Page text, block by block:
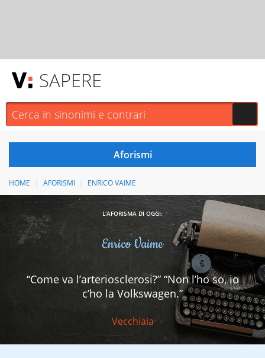
SAPERE
HOME AFORISMI ENRICO VAIME
L'AFORISMA DI OGGI:
Enrico Vaime
“Come va l’arteriosclerosi?” “Non l’ho so, io
c’ho la Volkswagen.”
Vecchiaia